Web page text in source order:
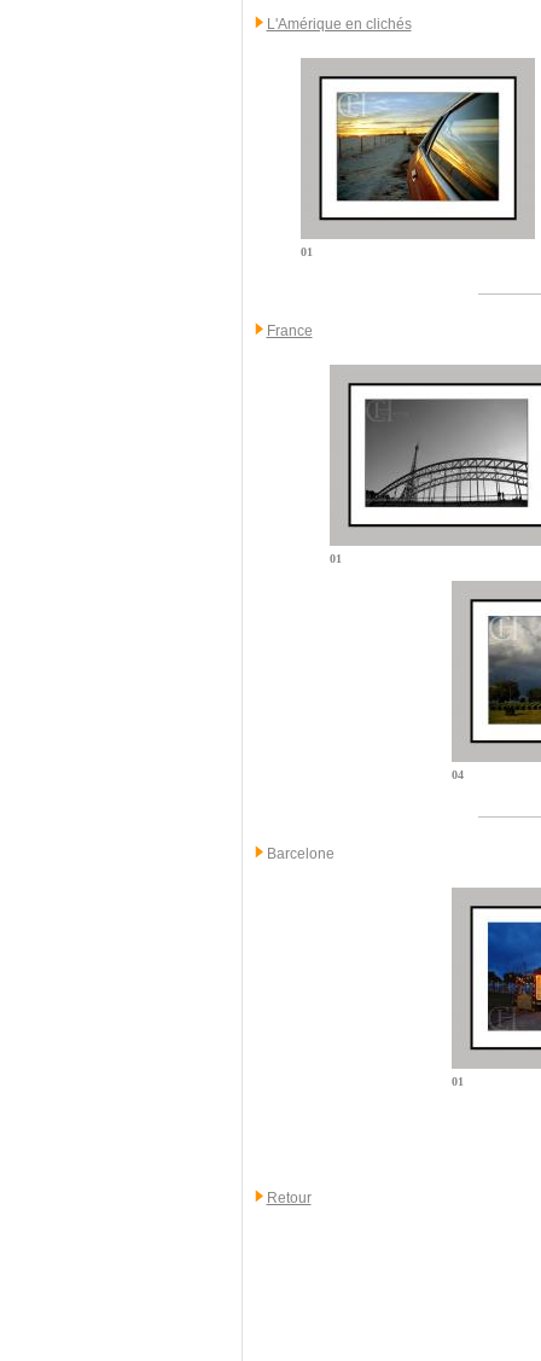
L'Amérique en clichés
01
France
01
04
Barcelone
01
Retour